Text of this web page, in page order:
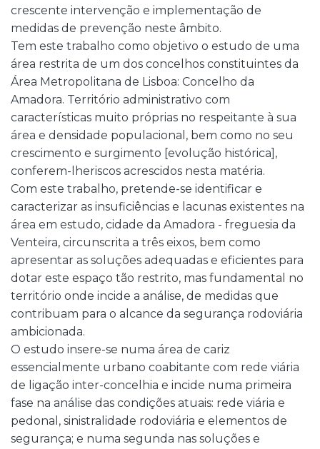
crescente intervenção e implementação de
medidas de prevenção neste âmbito.
Tem este trabalho como objetivo o estudo de uma
área restrita de um dos concelhos constituintes da
Área Metropolitana de Lisboa: Concelho da
Amadora. Território administrativo com
características muito próprias no respeitante à sua
área e densidade populacional, bem como no seu
crescimento e surgimento [evolução histórica],
conferem-lheriscos acrescidos nesta matéria.
Com este trabalho, pretende-se identificar e
caracterizar as insuficiências e lacunas existentes na
área em estudo, cidade da Amadora - freguesia da
Venteira, circunscrita a três eixos, bem como
apresentar as soluções adequadas e eficientes para
dotar este espaço tão restrito, mas fundamental no
território onde incide a análise, de medidas que
contribuam para o alcance da segurança rodoviária
ambicionada.
O estudo insere-se numa área de cariz
essencialmente urbano coabitante com rede viária
de ligação inter-concelhia e incide numa primeira
fase na análise das condições atuais: rede viária e
pedonal, sinistralidade rodoviária e elementos de
segurança; e numa segunda nas soluções e